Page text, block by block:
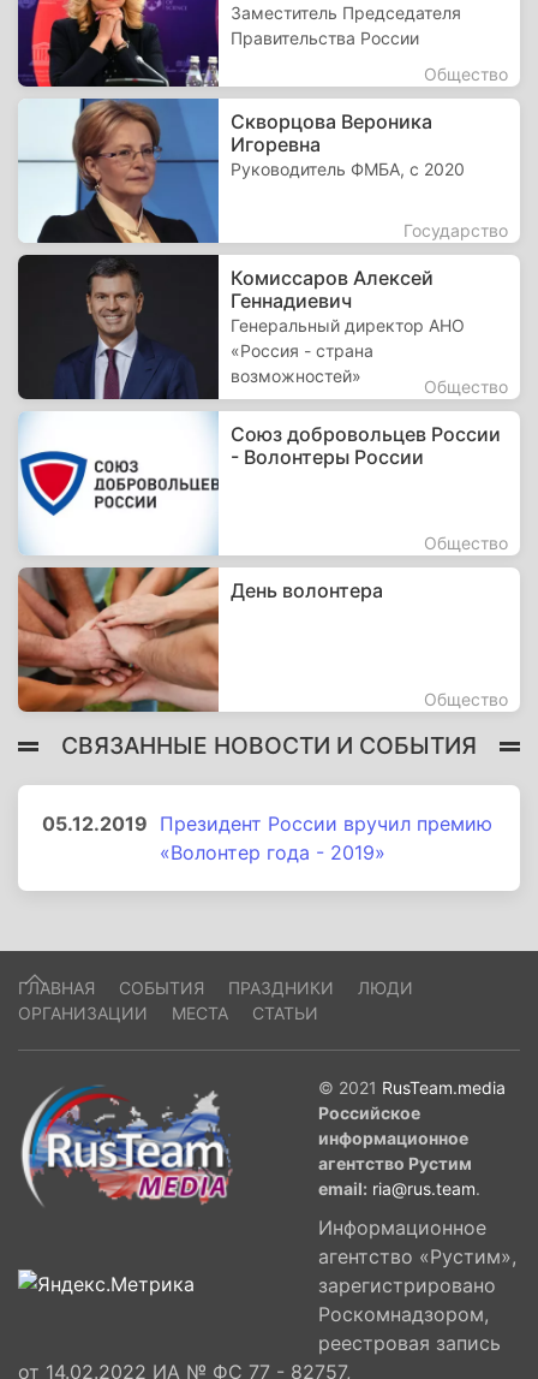
Заместитель Председателя
Правительства России
Общество
Скворцова Вероника
Игоревна
Руководитель ФМБА, с 2020
Государство
Комиссаров Алексей
Геннадиевич
Генеральный директор АНО
«Россия - страна
возможностей»
Общество
Союз добровольцев России
- Волонтеры России
Общество
День волонтера
Общество
СВЯЗАННЫЕ НОВОСТИ И СОБЫТИЯ
05.12.2019 Президент России вручил премию
«Волонтер года - 2019»
ГЛАВНАЯ СОБЫТИЯ ПРАЗДНИКИ
ЛЮДИ
ОРГАНИЗАЦИИ
МЕСТА СТАТЬИ
© 2021 RusTeam.media
Российское
информационное
агентство Рустим
email: ria@rus.team.
Информационное
агентство «Рустим»,
зарегистрировано
Роскомнадзором,
реестровая запись
от 14.02.2022 ИА № ФС 77 - 82757,